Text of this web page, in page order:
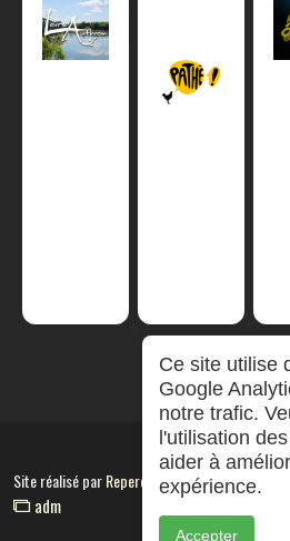
Site réalisé parRepereCom
adm
Ce site utilise
Google
notre trafic.
l'utilisation
aider à
expérience.
Accepter